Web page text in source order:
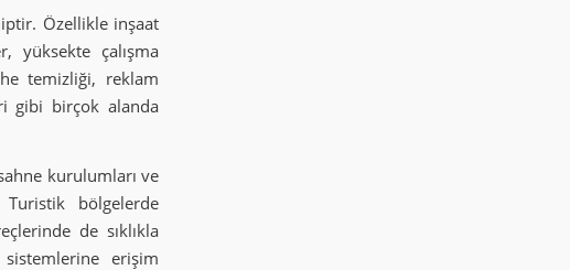
Özellikle inşaat
yüksekte çalışma
temizliği, reklam
gibi birçok alanda
kurulumları ve
bölgelerde
de sıklıkla
erişim